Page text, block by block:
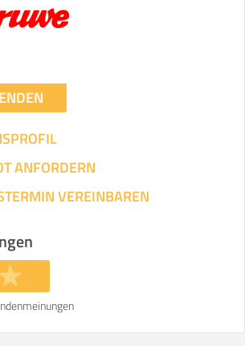
Entfernung:
Gewicht: kg
ANFORDERN
VEREINBAREN